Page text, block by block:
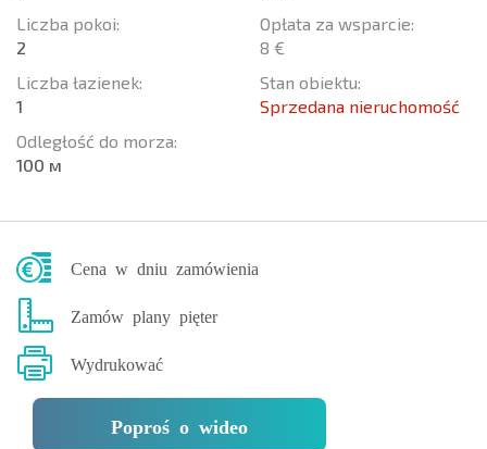
Liczba pokoi:
2
Liczba łazienek:
1
Odległość do morza:
100 м
Opłata za wsparcie:
8 €
Stan obiektu:
Sprzedana nieruchomość
Cena w dniu zamówienia
Zamów plany pięter
Wydrukować
Poproś o wideo